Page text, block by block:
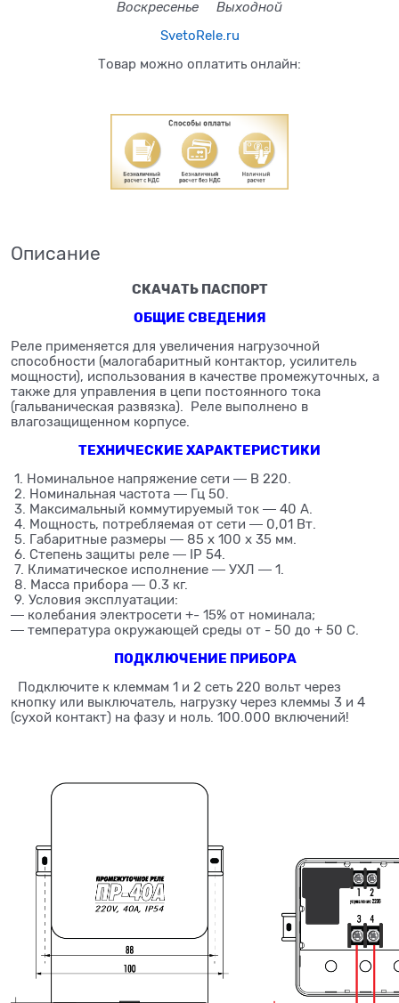
Воскресенье Выходной
SvetoRele.ru
Товар можно оплатить онлайн:
Описание
СКАЧАТЬ ПАСПОРТ
ОБЩИЕ СВЕДЕНИЯ
Реле применяется для увеличeния нагрузочной
способности (малогабаритный контактор, усилитель
мощности), использования в качестве промежуточных, а
также для управления в цепи постоянного тока
(гальваническая развязка). Реле выполнено в
влагозащищенном корпусе.
ТЕХНИЧЕСКИЕ ХАРАКТЕРИСТИКИ
1. Номинальное напряжение сети ― В 220.
2. Номинальная частота ― Гц 50.
3. Максимальный коммутируемый ток ― 40 А.
4. Мощность, потребляемая от сети ― 0,01 Вт.
5. Габаритные размеры ― 85 х 100 х 35 мм.
6. Степень защиты реле ― IP 54.
7. Климатическое исполнение ― УХЛ ― 1.
8. Масса прибора ― 0.3 кг.
9. Условия эксплуатации:
― колебания электросети +- 15% от номинала;
― температура окружающей среды от - 50 до + 50 С.
ПОДКЛЮЧЕНИЕ ПРИБОРА
Подключите к клеммам 1 и 2 сеть 220 вольт через
кнопку или выключатель, нагрузку через клеммы 3 и 4
(сухой контакт) на фазу и ноль. 100.000 включений!